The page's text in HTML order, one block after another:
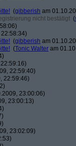
(gibberish am
nicht bestätigt (
(gibberish am
(Tonic Walter am
22:59:40)
22:59:46)
23:00:06)
23:00:13)
23:02:09)